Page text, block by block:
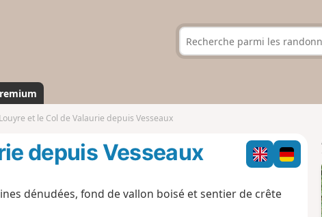
Louyre et le Col de Valaurie depuis Vesseaux
depuis Vesseaux
dénudées, fond de vallon boisé et sentier de crête